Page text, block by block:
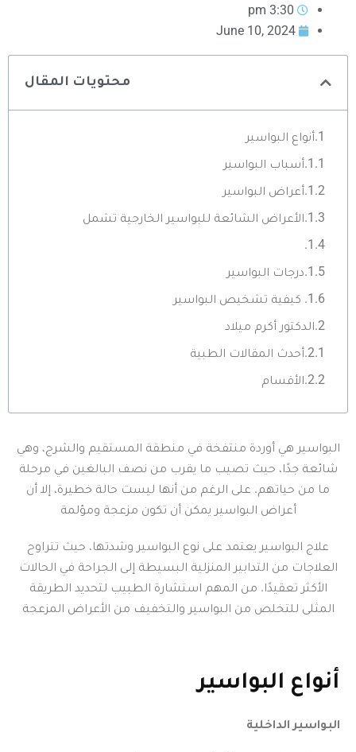
3:30 pm
June 10, 2024
محتويات المقال
أنواع البواسير
أسباب البواسير
أعراض البواسير
الأعراض الشائعة للبواسير الخارجية تشمل
درجات البواسير
كيفية تشخيص البواسير
الدكتور أكرم ميلاد
أحدث المقالات الطبية
الأقسام
البواسير هي أوردة منتفخة في منطقة المستقيم والشرج، وهي
شائعة جدًا، حيث تصيب ما يقرب من نصف البالغين في مرحلة
ما من حياتهم. على الرغم من أنها ليست حالة خطيرة، إلا أن
أعراض البواسير يمكن أن تكون مزعجة ومؤلمة
علاج البواسير يعتمد على نوع البواسير وشدتها، حيث تتراوح
العلاجات من التدابير المنزلية البسيطة إلى الجراحة في الحالات
الأكثر تعقيدًا. من المهم استشارة الطبيب لتحديد الطريقة
المثلى للتخلص من البواسير والتخفيف من الأعراض المزعجة
أنواع البواسير
البواسير الداخلية